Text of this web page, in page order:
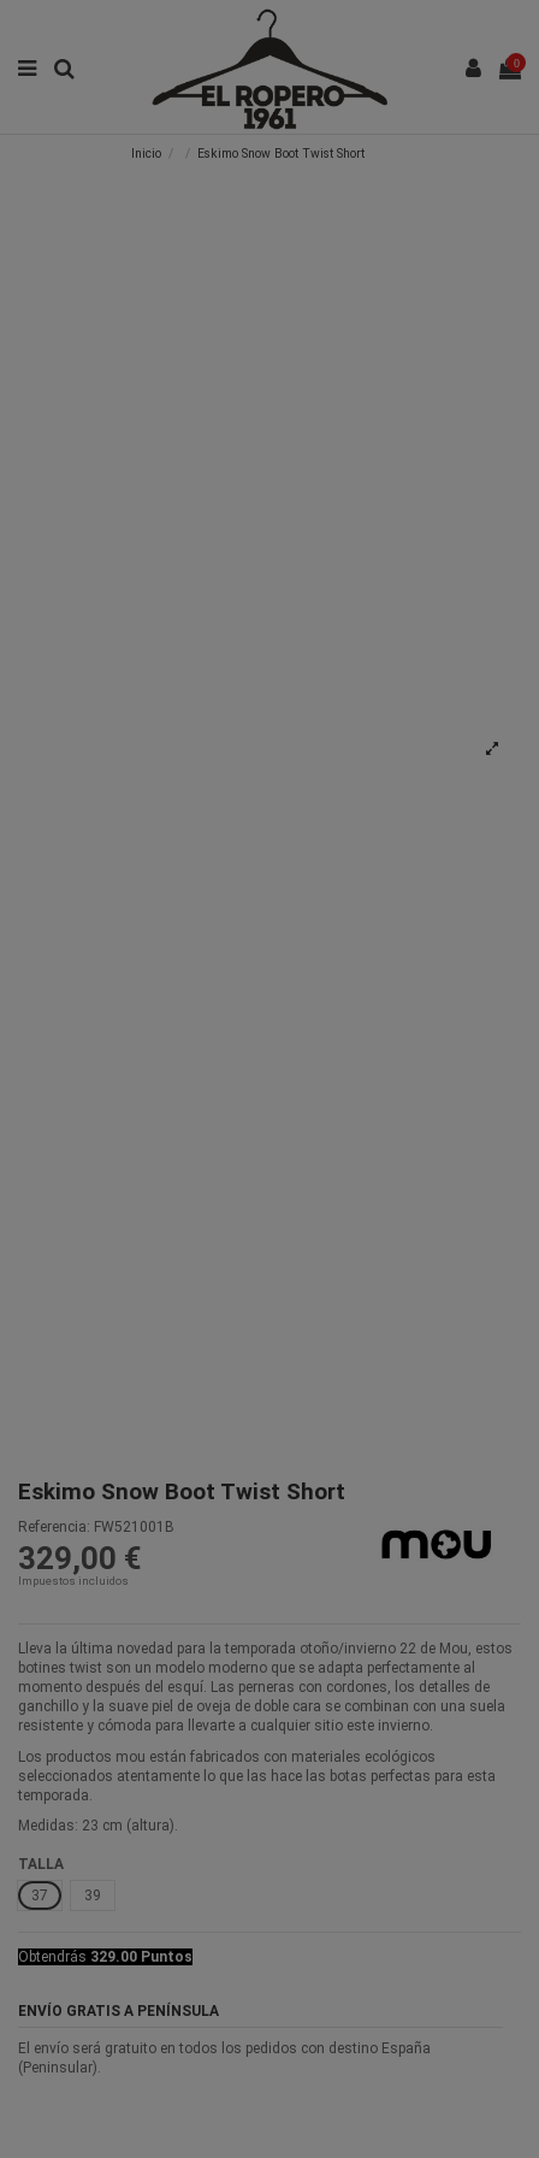
0
Inicio Eskimo Snow Boot Twist Short
Eskimo Snow Boot Twist Short
Referencia: FW521001B
329,00 €
Impuestos incluidos
Lleva la última novedad para la temporada otoño/invierno 22 de Mou, estos
botines twist son un modelo moderno que se adapta perfectamente al
momento después del esquí. Las perneras con cordones, los detalles de
ganchillo y la suave piel de oveja de doble cara se combinan con una suela
resistente y cómoda para llevarte a cualquier sitio este invierno.
Los productos mou están fabricados con materiales ecológicos
seleccionados atentamente lo que las hace las botas perfectas para esta
temporada.
Medidas: 23 cm (altura).
TALLA
37
39
Obtendrás 329.00 Puntos
ENVÍO GRATIS A PENÍNSULA
El envío será gratuito en todos los pedidos con destino España
(Peninsular).